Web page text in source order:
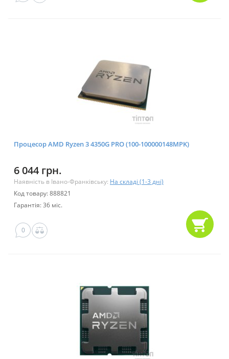
Процесор AMD Ryzen 3 4350G PRO (100-100000148MPK)
6 044 грн.
Наявність в Івано-Франківську: На складі (1-3 дні)
Код товару: 888821
Гарантія: 36 міс.
0